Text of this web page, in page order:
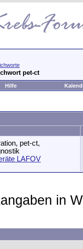
pet-ct
Hilfe
LAFOV
in